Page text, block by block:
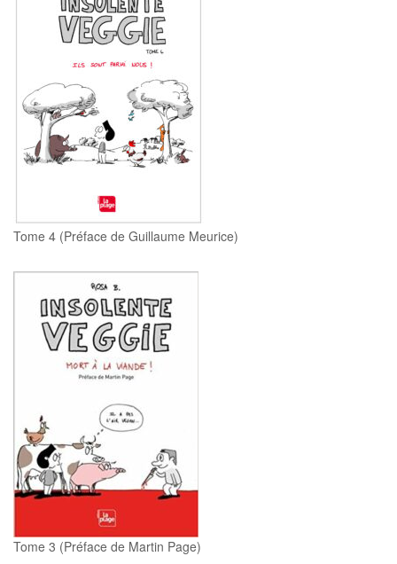
Tome 4 (Préface de Guillaume Meurice)
Tome 3 (Préface de Martin Page)